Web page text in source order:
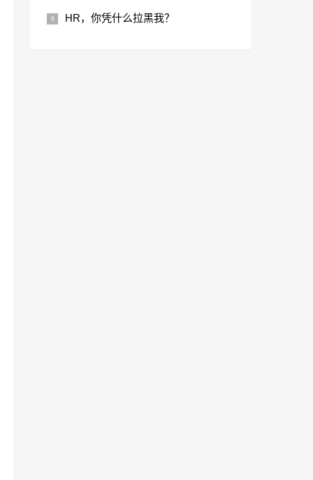
HR，你凭什么拉黑我？